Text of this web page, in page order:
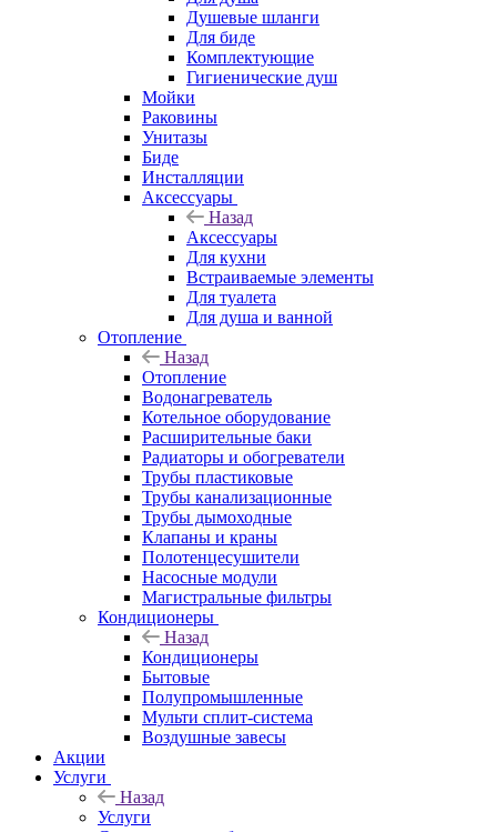
Душевые шланги
Для биде
Комплектующие
Гигиенические душ
Мойки
Раковины
Унитазы
Биде
Инсталляции
Аксессуары
Назад
Аксессуары
Для кухни
Встраиваемые элементы
Для туалета
Для душа и ванной
Отопление
Назад
Отопление
Водонагреватель
Котельное оборудование
Расширительные баки
Радиаторы и обогреватели
Трубы пластиковые
Трубы канализационные
Трубы дымоходные
Клапаны и краны
Полотенцесушители
Насосные модули
Магистральные фильтры
Кондиционеры
Назад
Кондиционеры
Бытовые
Полупромышленные
Мульти сплит-система
Воздушные завесы
Акции
Услуги
Назад
Услуги